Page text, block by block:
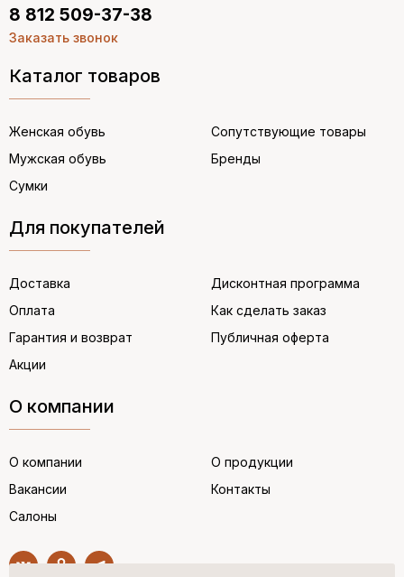
Каталог товаров
Женская обувь
Мужская обувь
Сумки
Сопутствующие товары
Бренды
Для покупателей
Доставка
Оплата
Гарантия и возврат
Акции
Дисконтная программа
Как сделать заказ
Публичная оферта
О компании
О компании
Вакансии
Салоны
О продукции
Контакты
8 812 509-37-38
Заказать звонок